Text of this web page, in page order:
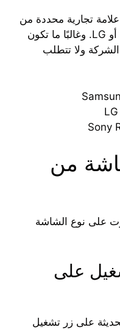
تجارية محددة من
الأجهزة، مثل: أجهزة Samsung أو LG. وغالبًا ما تكون
ولا تتطلب
من
على نوع الشاشة
على
على زر تشغيل